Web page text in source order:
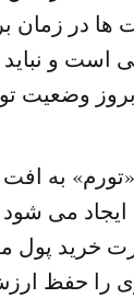
ها در زمان
و نباید
به افت
می شود
خرید
را حفظ